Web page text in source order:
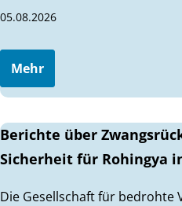
05.08.2026
Mehr
Berichte über
Sicherheit für Rohingya
Die Gesellschaft für bedrohte